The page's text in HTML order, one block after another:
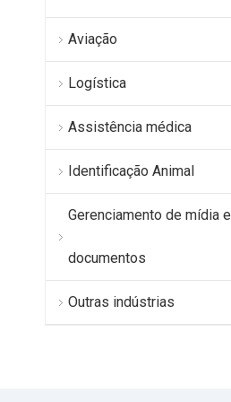
Aviação
Logística
Assistência médica
Identificação Animal
Gerenciamento de mídia e
documentos
Outras indústrias